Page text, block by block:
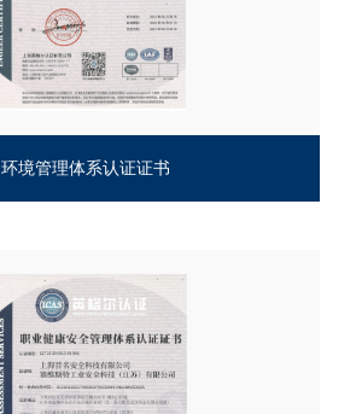
环境管理体系认证证书